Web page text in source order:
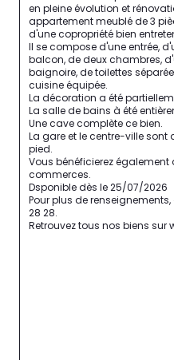
en pleine évolution et
appartement meublé de 3
d'une copropriété bien
Il se compose d'une entrée,
balcon, de deux chambres,
baignoire, de toilettes
cuisine équipée.
La décoration a été
La salle de bains à été
Une cave complète ce bien.
La gare et le centre-ville
pied.
Vous bénéficierez
commerces.
Dsponible dès le 25/07/2026
Pour plus de
28 28.
Retrouvez tous nos biens